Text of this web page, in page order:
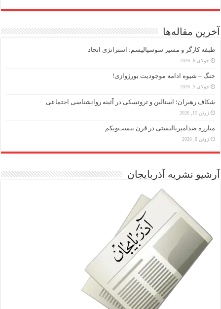
آخرین مقاله‌ها
طبقه کارگر و مسیر سوسیالیسم: استراتژی اتحاد
جولای 6, 2026
جنگ – شیوه ادامه موجودیت بورژوازی!
جولای 5, 2026
شکاف رهبران؛ استالین و تروتسکی در آئینه روانشناسی اجتماعی
ژوئن 15, 2026
مبارزه ضد‌امپریالیستی در قرن بیست‌ویکم
ژوئن 8, 2026
آرشیو نشریه آذربایجان